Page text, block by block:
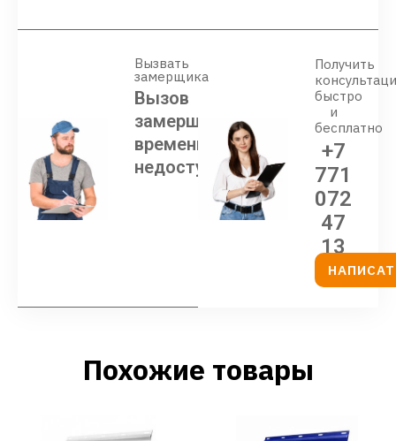
Вызвать
замерщика
Вызов
замерщика
временно
недоступен
Получить
быстро
и
бесплатно
+7
771
072
47
13
Похожие товары